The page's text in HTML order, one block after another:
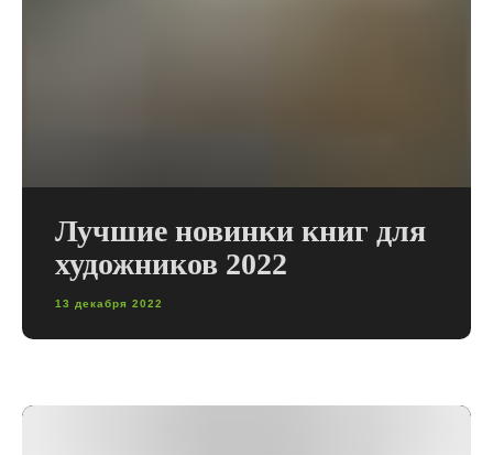
Лучшие новинки книг для
художников 2022
13 декабря 2022